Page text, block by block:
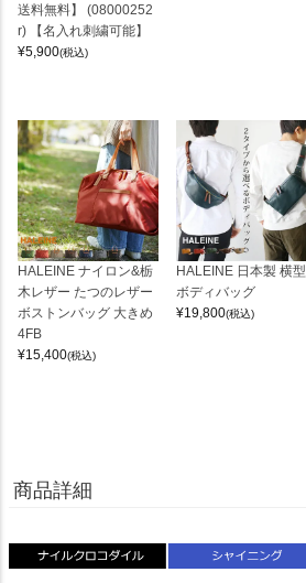
送料無料】 (08000252
r) 【名入れ刺繍可能】
¥5,900(税込)
HALEINE ナイロン&栃
木レザー たつのレザー
ボストンバッグ 大きめ
4FB
¥15,400(税込)
HALEINE 日本製 横型
ボディバッグ
¥19,800(税込)
商品詳細